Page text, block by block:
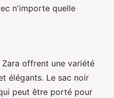
n'importe quelle
Zara offrent une variété
élégants. Le sac noir
peut être porté pour